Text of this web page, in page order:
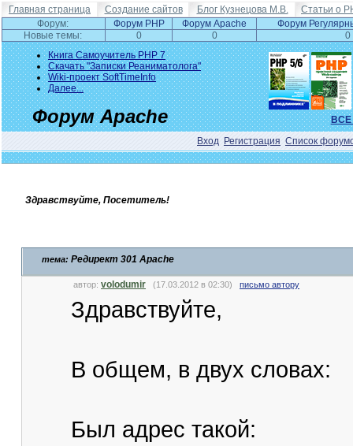
Главная страница Создание сайтов Блог Кузнецова М.В.
Статьи о
Форум:
Форум PHP Форум Apache
Форум
Новые темы:
0 0
0
Книга Самоучитель PHP 7
Скачать "Записки Реаниматолога"
Wiki-проект SoftTimeInfo
Далее...
ВСЕ
Форум Apache
Вход Регистрация Список
Здравствуйте, Посетитель!
тема: Редирект 301 Apache
автор: volodumir (17.03.2012 в 02:30) письмо автору
Здравствуйте,
В общем, в двух словах:
Был адрес такой: